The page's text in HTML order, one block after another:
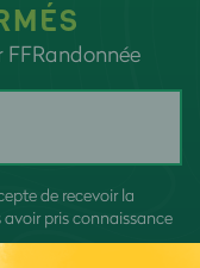
de recevoir la
pris connaissance